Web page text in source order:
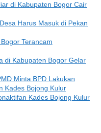
di Kabupaten Bogor Cair
Harus Masuk di Pekan
Terancam
di Kabupaten Bogor Gelar
Minta BPD Lakukan
Kades Bojong Kulur
Kades Bojong Kulur